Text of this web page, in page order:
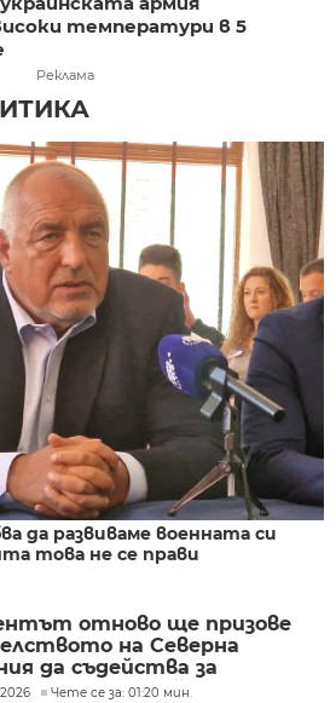
температури в 5
Реклама
да развиваме военната си
това не се прави
отново ще призове
на Северна
да съдейства за
на Ива Михайлова
Чете се за: 01:20 мин.